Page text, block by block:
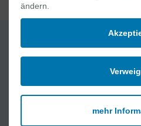
Quick Links
Ablauf Ihres Aufenthaltes
Geburt und Wochenbett
ändern.
mehr